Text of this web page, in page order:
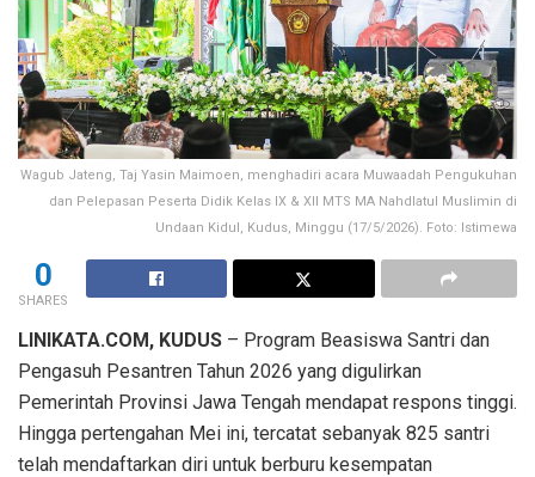
Wagub Jateng, Taj Yasin Maimoen, menghadiri acara Muwaadah Pengukuhan
dan Pelepasan Peserta Didik Kelas IX & XII MTS MA Nahdlatul Muslimin di
Undaan Kidul, Kudus, Minggu (17/5/2026). Foto: Istimewa
0
SHARES
LINIKATA.COM, KUDUS – Program Beasiswa Santri dan
Pengasuh Pesantren Tahun 2026 yang digulirkan
Pemerintah Provinsi Jawa Tengah mendapat respons tinggi.
Hingga pertengahan Mei ini, tercatat sebanyak 825 santri
telah mendaftarkan diri untuk berburu kesempatan